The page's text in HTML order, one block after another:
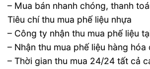
– Mua bán nhanh chóng, thanh
Tiêu chí thu mua phế liệu nhựa
– Công ty nhận thu mua phế liệu
– Nhận thu mua phế liệu hàng
– Thời gian thu mua 24/24 tất cả